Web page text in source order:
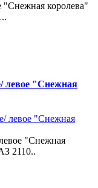
"Снежная королева"
левое "Снежная
"Снежная
2110..